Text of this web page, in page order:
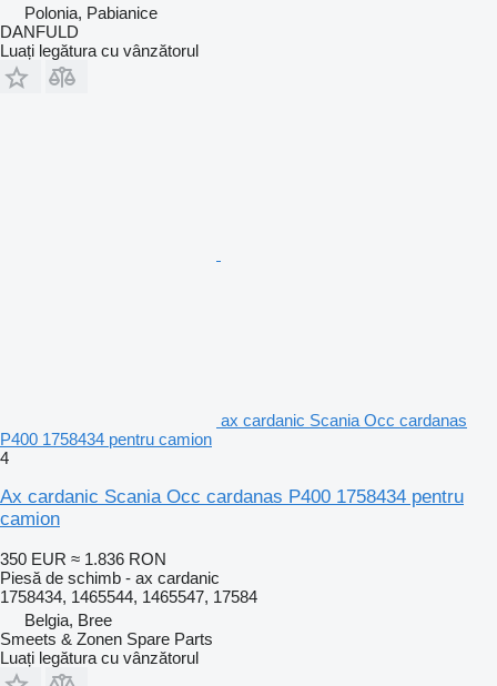
Polonia, Pabianice
DANFULD
Luați legătura cu vânzătorul
ax cardanic Scania Occ cardanas
P400 1758434 pentru camion
4
Ax cardanic Scania Occ cardanas P400 1758434 pentru
camion
350 EUR ≈ 1.836 RON
Piesă de schimb - ax cardanic
1758434, 1465544, 1465547, 17584
Belgia, Bree
Smeets & Zonen Spare Parts
Luați legătura cu vânzătorul